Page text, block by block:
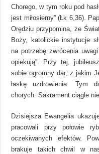
Chorego, w tym roku pod
jest miłosierny” (Łk 6,36).
Orędziu przypomina, że
Boży, katolickie instytucje
na potrzebę zwrócenia
opiekują”. Przy tej,
sobie ogromny dar, z jakim
łaskę uzdrowienia. Tym
chorych. Sakrament ciągle
Dzisiejsza Ewangelia
pracowali przy połowie
oczekiwanych efektów.
brakuje takich chwil w